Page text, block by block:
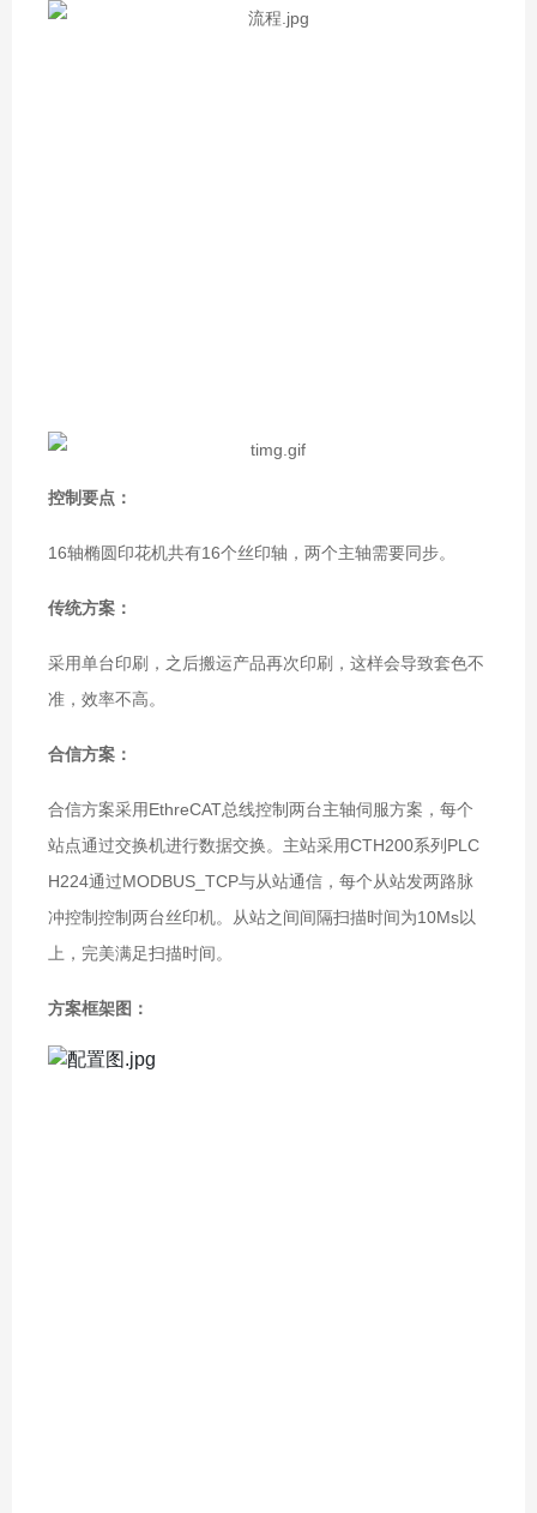
控制要点：
16轴椭圆印花机共有16个丝印轴，两个主轴需要同步。
传统方案：
采用单台印刷，之后搬运产品再次印刷，这样会导致套色不
准，效率不高。
合信方案：
合信方案采用EthreCAT总线控制两台主轴伺服方案，每个
站点通过交换机进行数据交换。主站采用CTH200系列PLC
H224通过MODBUS_TCP与从站通信，每个从站发两路脉
冲控制控制两台丝印机。从站之间间隔扫描时间为10Ms以
上，完美满足扫描时间。
方案框架图：